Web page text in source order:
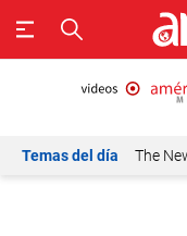
Temas del día The